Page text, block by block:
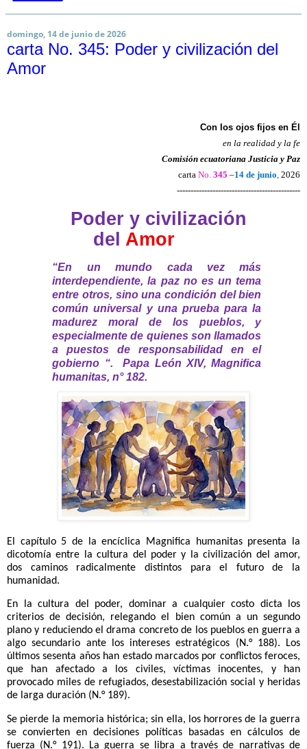
domingo, 14 de junio de 2026
carta No. 345: Poder y civilización del
Amor
Con los ojos fijos en Él
en la realidad y la fe
Comisión ecuatoriana Justicia y Paz
carta No. 345 –14 de junio, 2026
---------------------------------------------
Poder y civilización
delAmor
“En un mundo cada vez más
interdependiente, la paz no es un tema
entre otros, sino una condición del bien
común universal y una prueba para la
madurez moral de los pueblos, y
especialmente de quienes son llamados
a puestos de responsabilidad en el
gobierno “.
Papa León XIV, Magnifica
humanitas, n° 182.
El capítulo 5 de la encíclica Magnifica humanitas presenta la
dicotomía entre la cultura del poder y la civilización del amor,
dos caminos radicalmente distintos para el futuro de la
humanidad.
En la cultura del poder, dominar a cualquier costo dicta los
criterios de decisión, relegando el bien común a un segundo
plano y reduciendo el drama concreto de los pueblos en guerra a
algo secundario ante los intereses estratégicos (N.° 188). Los
últimos sesenta años han estado marcados por conflictos feroces,
que han afectado a los civiles, víctimas inocentes, y han
provocado miles de refugiados, desestabilización social y heridas
de larga duración (N.° 189).
Se pierde la memoria histórica; sin ella, los horrores de la guerra
se convierten en decisiones políticas basadas en cálculos de
fuerza (N.° 191). La guerra se libra a través de narrativas de